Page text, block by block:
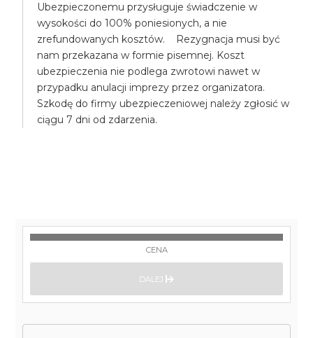
Ubezpieczonemu przysługuje świadczenie w
wysokości do 100% poniesionych, a nie
zrefundowanych kosztów. Rezygnacja musi być
nam przekazana w formie pisemnej. Koszt
ubezpieczenia nie podlega zwrotowi nawet w
przypadku anulacji imprezy przez organizatora.
Szkodę do firmy ubezpieczeniowej należy zgłosić w
ciągu 7 dni od zdarzenia.
CENA
DALEJ